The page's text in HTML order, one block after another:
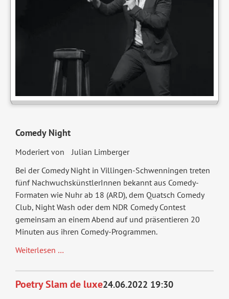
Comedy Night
Moderiert von Julian Limberger
Bei der Comedy Night in Villingen-Schwenningen treten
fünf NachwuchskünstlerInnen bekannt aus Comedy-
Formaten wie Nuhr ab 18 (ARD), dem Quatsch Comedy
Club, Night Wash oder dem NDR Comedy Contest
gemeinsam an einem Abend auf und präsentieren 20
Minuten aus ihren Comedy-Programmen.
Weiterlesen …
2022
Poetry Slam de luxe24.06.2022 19:30